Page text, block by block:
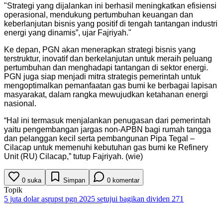
"Strategi yang dijalankan ini berhasil meningkatkan efisiensi
operasional, mendukung pertumbuhan keuangan dan
keberlanjutan bisnis yang positif di tengah tantangan industri
energi yang dinamis”, ujar Fajriyah."
Ke depan, PGN akan menerapkan strategi bisnis yang
terstruktur, inovatif dan berkelanjutan untuk meraih peluang
pertumbuhan dan menghadapi tantangan di sektor energi.
PGN juga siap menjadi mitra strategis pemerintah untuk
mengoptimalkan pemanfaatan gas bumi ke berbagai lapisan
masyarakat, dalam rangka mewujudkan ketahanan energi
nasional.
“Hal ini termasuk menjalankan penugasan dari pemerintah
yaitu pengembangan jargas non-APBN bagi rumah tangga
dan pelanggan kecil serta pembangunan Pipa Tegal –
Cilacap untuk memenuhi kebutuhan gas bumi ke Refinery
Unit (RU) Cilacap,” tutup Fajriyah. (wie)
0 suka Simpan 0 komentar
Topik
5 juta dolar asrupst pgn 2025 setujui bagikan dividen 271